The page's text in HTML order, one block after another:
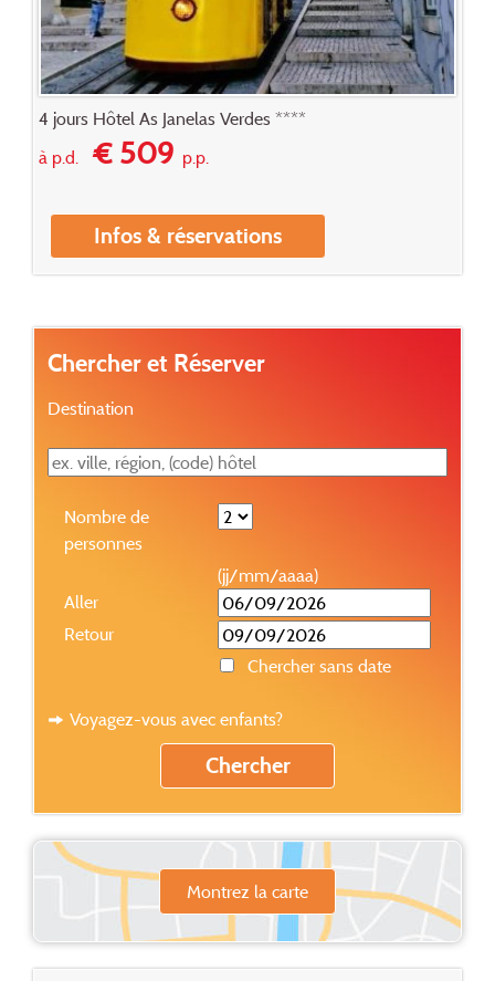
4 jours Hôtel As Janelas Verdes ****
à p.d.€ 509p.p.
Infos & réservations
Chercher et Réserver
Destination
Nombre de
personnes
(jj/mm/aaaa)
Aller
Retour
Chercher sans date
Voyagez-vous avec enfants?
Montrez la carte